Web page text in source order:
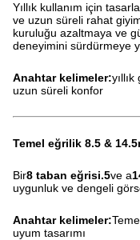
Yıllık kullanım için
ve uzun süreli rahat
kuruluğu azaltmaya ve
deneyimini sürdürmeye
Anahtar kelimeler:
uzun süreli konfor
Temel eğrilik 8.5 &
Bir8 taban eğrisi.5ve a
uygunluk ve dengeli
Anahtar kelimeler:
uyum tasarımı